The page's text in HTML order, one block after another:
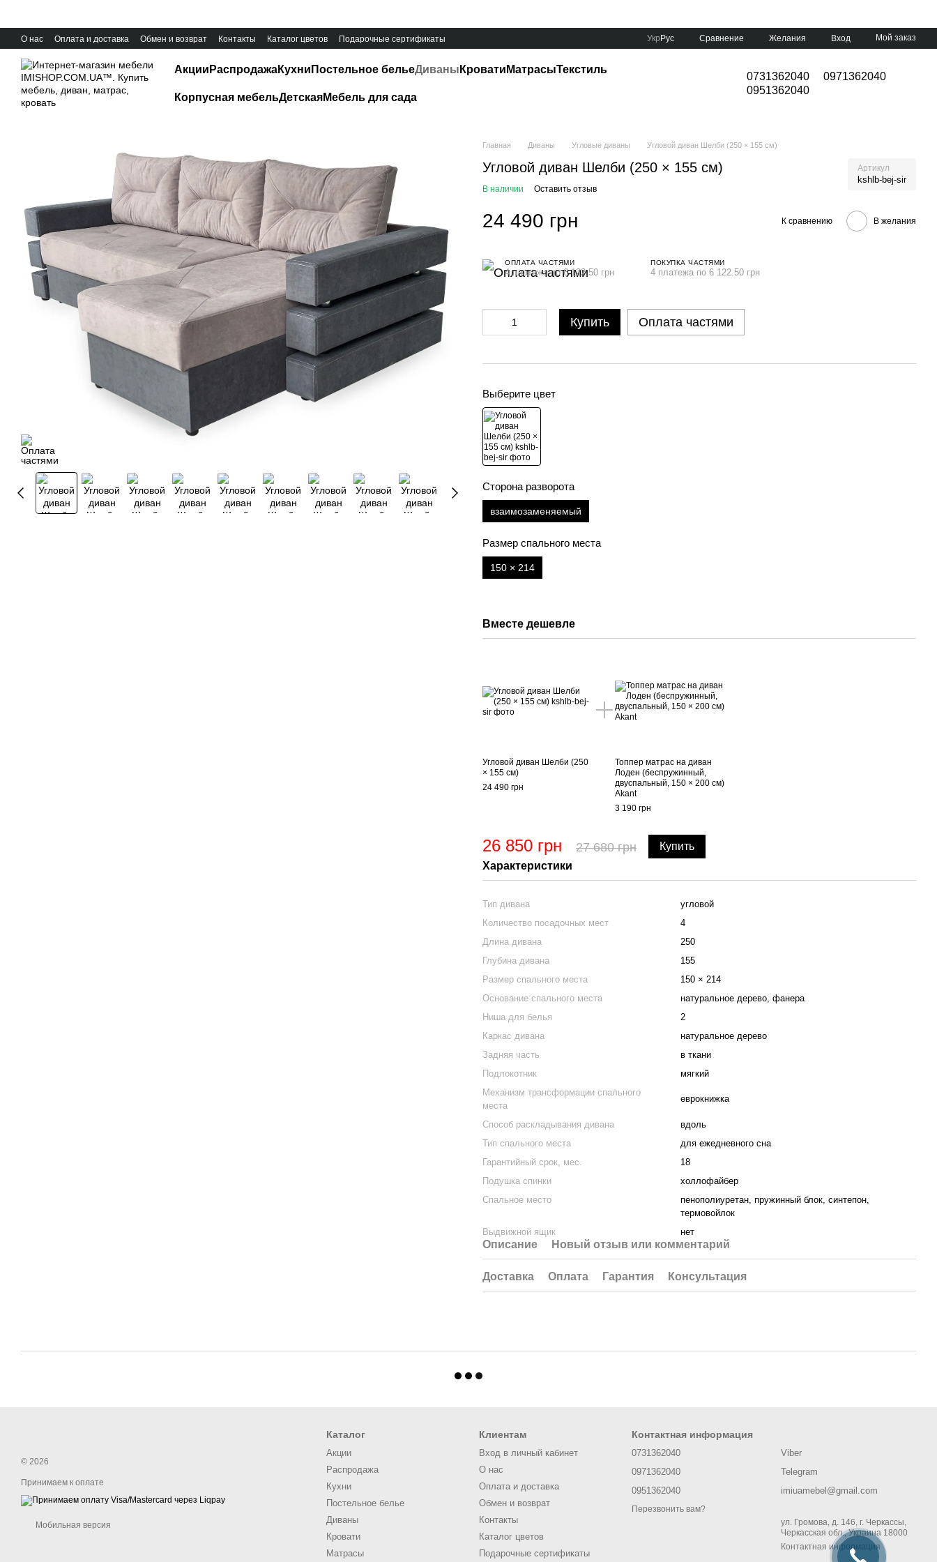
О нас Оплата и доставка Обмен и возврат Контакты Каталог цветов Подарочные сертификаты Укр Рус Сравнение Желания Вход Мой заказ
Акции РаспродажаКухни Постельное бельеДиваны Кровати МатрасыТекстиль
Корпусная мебельДетскаяМебель для сада
0731362040
0971362040
0951362040
Главная Диваны Угловые диваны Угловой диван Шелби (250 × 155 см)
Угловой диван Шелби (250 × 155 см) Артикул
kshlb-bej-sir
В наличии Оставить отзыв
24 490 грн К сравнению В желания
ОПЛАТА ЧАСТЯМИ
4 платежа по 6 122.50 грн
ПОКУПКА ЧАСТЯМИ
4 платежа по 6 122.50 грн
Купить Оплата частями
Выберите цвет
Сторона разворота
взаимозаменяемый
Размер спального места
150 × 214
Вместе дешевле
Угловой диван Шелби (250
× 155 см)
24 490 грн
Топпер матрас на диван
Лоден (беспружинный,
двуспальный, 150 × 200 см)
Akant
3 190 грн
26 850 грн 27 680 грн
Купить
Характеристики
Тип дивана
угловой
Количество посадочных мест
4
Длина дивана
250
Глубина дивана
155
Размер спального места
150 × 214
Основание спального места
натуральное дерево, фанера
Ниша для белья
2
Каркас дивана
натуральное дерево
Задняя часть
в ткани
Подлокотник
мягкий
Механизм трансформации спального
места
еврокнижка
Способ раскладывания дивана
вдоль
Тип спального места
для ежедневного сна
Гарантийный срок, мес.
18
Подушка спинки
холлофайбер
Спальное место
пенополиуретан, пружинный блок, синтепон,
термовойлок
Выдвижной ящик
нет
Описание Новый отзыв или комментарий
Доставка Оплата Гарантия Консультация
© 2026
Принимаем к оплате
Мобильная версия
Каталог
Акции
Распродажа
Кухни
Постельное белье
Диваны
Кровати
Матрасы
Клиентам
Вход в личный кабинет
О нас
Оплата и доставка
Обмен и возврат
Контакты
Каталог цветов
Подарочные сертификаты
Контактная информация
0731362040
0971362040
0951362040
Перезвонить вам?
Viber
Telegram
imiuamebel@gmail.com
ул. Громова, д. 146, г. Черкассы,
Черкасская обл., Украина 18000
Контактная информация